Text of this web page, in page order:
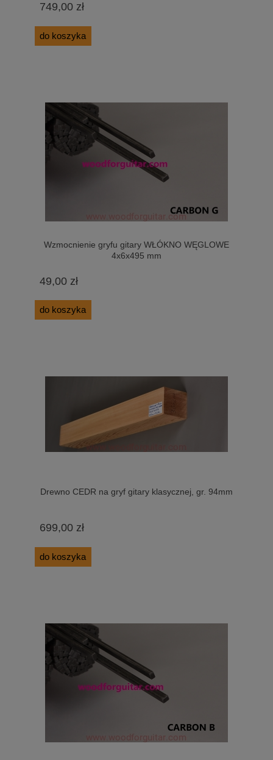
749,00 zł
do koszyka
Wzmocnienie gryfu gitary WŁÓKNO WĘGLOWE
4x6x495 mm
49,00 zł
do koszyka
Drewno CEDR na gryf gitary klasycznej, gr. 94mm
699,00 zł
do koszyka